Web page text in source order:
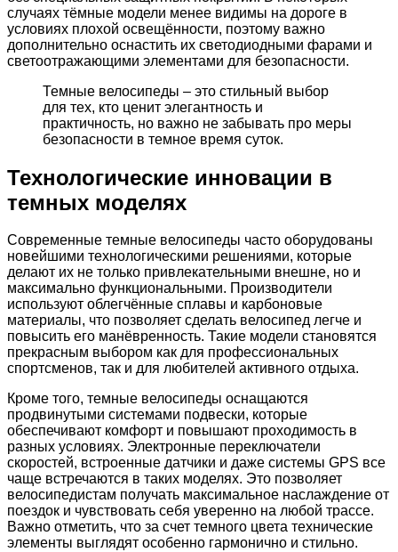
случаях тёмные модели менее видимы на дороге в
условиях плохой освещённости, поэтому важно
дополнительно оснастить их светодиодными фарами и
светоотражающими элементами для безопасности.
Темные велосипеды – это стильный выбор
для тех, кто ценит элегантность и
практичность, но важно не забывать про меры
безопасности в темное время суток.
Технологические инновации в
темных моделях
Современные темные велосипеды часто оборудованы
новейшими технологическими решениями, которые
делают их не только привлекательными внешне, но и
максимально функциональными. Производители
используют облегчённые сплавы и карбоновые
материалы, что позволяет сделать велосипед легче и
повысить его манёвренность. Такие модели становятся
прекрасным выбором как для профессиональных
спортсменов, так и для любителей активного отдыха.
Кроме того, темные велосипеды оснащаются
продвинутыми системами подвески, которые
обеспечивают комфорт и повышают проходимость в
разных условиях. Электронные переключатели
скоростей, встроенные датчики и даже системы GPS все
чаще встречаются в таких моделях. Это позволяет
велосипедистам получать максимальное наслаждение от
поездок и чувствовать себя уверенно на любой трассе.
Важно отметить, что за счет темного цвета технические
элементы выглядят особенно гармонично и стильно.